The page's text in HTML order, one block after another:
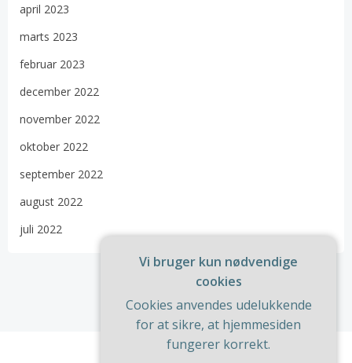
april 2023
marts 2023
februar 2023
december 2022
november 2022
oktober 2022
september 2022
august 2022
juli 2022
Vi bruger kun nødvendige
cookies
Cookies anvendes udelukkende
for at sikre, at hjemmesiden
fungerer korrekt.